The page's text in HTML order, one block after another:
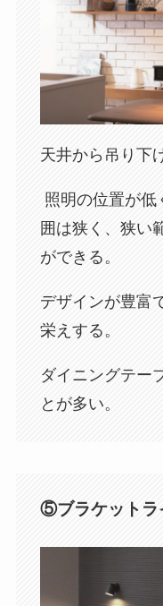
天井から吊り下
照明の位置が低
囲は狭く、狭い
ができる。
デザインが豊富
栄えする。
ダイニングテー
とが多い。
⑤ブラケットラ